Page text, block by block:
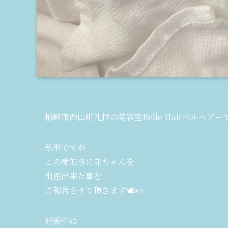
柏崎市西山町礼拝の美容室Belle Hairベルヘア
私事ですが
この度無事に赤ちゃんを
出産出来た事を
ご報告させて頂きます🕊️⭐︎✨
妊娠中は